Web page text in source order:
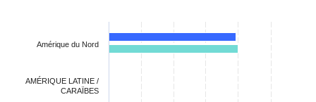
Bar chart with 2 data series.
The chart has 1 X axis displaying categories.
The chart has 1 Y axis displaying values. Data ranges from
Amérique du Nord
AMÉRIQUE LATINE /
CARAÏBES